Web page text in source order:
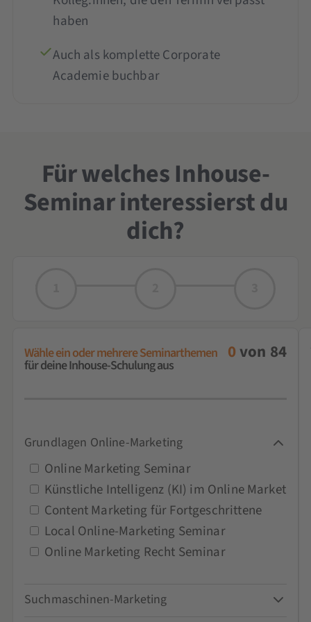
haben
Auch als komplette Corporate
Academie buchbar
Für welches Inhouse-
Seminar interessierst du
dich?
Wähle ein oder mehrere Seminarthemen
für deine Inhouse-Schulung aus
0von 84
Grundlagen Online-Marketing
Online Marketing Seminar
Künstliche Intelligenz (KI) im Online Marketing
Content Marketing für Fortgeschrittene
Local Online-Marketing Seminar
Online Marketing Recht Seminar
Suchmaschinen-Marketing